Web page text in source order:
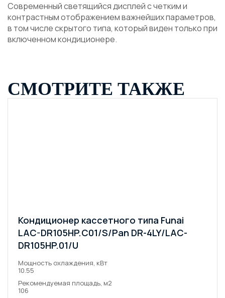
Современный светящийся дисплей с четким и
контрастным отображением важнейших параметров,
в том числе скрытого типа, который виден только при
включенном кондиционере.
СМОТРИТЕ ТАКЖЕ
Кондиционер кассетного типа Funai
LAC-DR105HP.C01/S/Pan DR-4LY/LAC-
DR105HP.01/U
Мощность охлаждения, кВт
10.55
Рекомендуемая площадь, м2
106